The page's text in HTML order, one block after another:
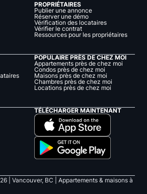
PROPRIÉTAIRES
Publier une annonce
Réserver une démo
Vérification des locataires
Vérifier le contrat
Ressources pour les propriétaires
POPULAIRE PRÈS DE CHEZ MOI
Appartements près de chez moi
Condos près de chez moi
Maisons près de chez moi
Chambres près de chez moi
Locations près de chez moi
TÉLÉCHARGER MAINTENANT
| Vancouver, BC |
Appartements & maisons à